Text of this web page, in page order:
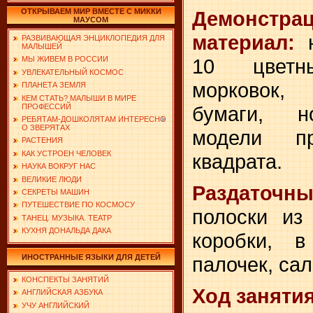
ОТКРЫВАЕМ МИР ВМЕСТЕ С МИККИ
МАУСОМ
РАЗВИВАЮЩАЯ ЭНЦИКЛОПЕДИЯ ДЛЯ
МАЛЫШЕЙ
МЫ ЖИВЕМ В РОССИИ
УВЛЕКАТЕЛЬНЫЙ КОСМОС
ПЛАНЕТА ЗЕМЛЯ
КЕМ СТАТЬ? МАЛЫШИ В МИРЕ
ПРОФЕССИЙ
РЕБЯТАМ-ДОШКОЛЯТАМ ИНТЕРЕСНО
О ЗВЕРЯТАХ
РАСТЕНИЯ
КАК УСТРОЕН ЧЕЛОВЕК
НАУКА ВОКРУГ НАС
ВЕЛИКИЕ ЛЮДИ
СЕКРЕТЫ МАШИН
ПУТЕШЕСТВИЕ ПО КОСМОСУ
ТАНЕЦ. МУЗЫКА. ТЕАТР
КУХНЯ ДОНАЛЬДА ДАКА
ИНОСТРАННЫЕ ЯЗЫКИ ДЛЯ ДЕТЕЙ
КОНСПЕКТЫ ЗАНЯТИЙ
АНГЛИЙСКАЯ АЗБУКА
УЧУ АНГЛИЙСКИЙ
материал:
10
бумаги,
модели
квадрата.
полоски
коробки,
палочек,
Ход